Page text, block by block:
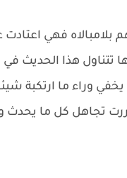
بلامبالاه فهي
تتناول هذا الحديث في
وراء ما ارتكبة
تجاهل كل ما يحدث